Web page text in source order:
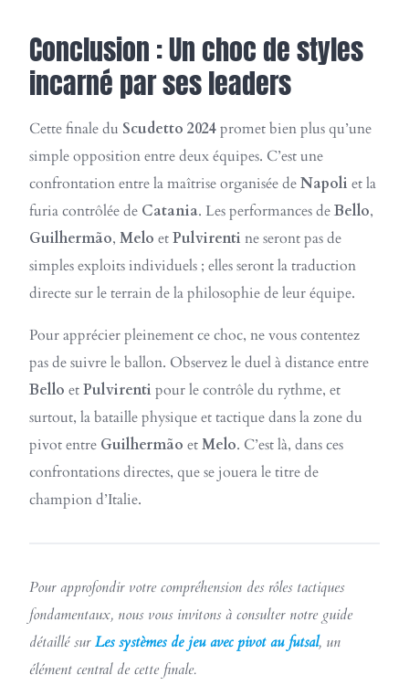
Conclusion : Un choc de styles
incarné par ses leaders
Cette finale du Scudetto 2024promet bien plus qu’une
simple opposition entre deux équipes. C’est une
confrontation entre la maîtrise organisée deNapoli et la
furia contrôlée de Catania. Les performances deBello,
Guilhermão, Melo etPulvirenti ne seront pas de
simples exploits individuels ; elles seront la traduction
directe sur le terrain de la philosophie de leur équipe.
Pour apprécier pleinement ce choc, ne vous contentez
pas de suivre le ballon. Observez le duel à distance entre
Bello etPulvirenti pour le contrôle du rythme, et
surtout, la bataille physique et tactique dans la zone du
pivot entre Guilhermão etMelo. C’est là, dans ces
confrontations directes, que se jouera le titre de
champion d’Italie.
Pour approfondir votre compréhension des rôles tactiques
fondamentaux, nous vous invitons à consulter notre guide
détaillé surLes systèmes de jeu avec pivot au futsal, un
élément central de cette finale.